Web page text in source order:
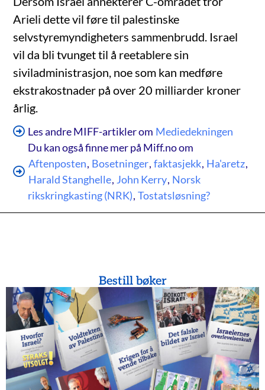
Arieli dette vil føre til palestinske
selvstyremyndigheters sammenbrudd. Israel
vil da bli tvunget til å reetablere sin
siviladministrasjon, noe som kan medføre
ekstrakostnader på over 20 milliarder kroner
årlig.
Les andre MIFF-artikler om Mediedekningen
Du kan også finne mer på Miff.no om
Aftenposten, Bosetninger, faktasjekk, Ha'aretz,
Harald Stanghelle, John Kerry, Norsk
rikskringkasting (NRK), Tostatsløsning?
Bestill bøker